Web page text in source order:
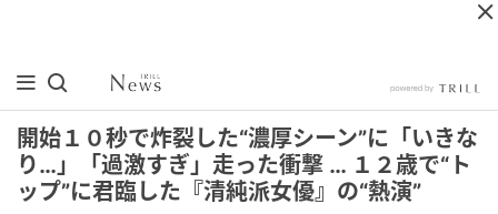
開始１０秒で炸裂した“濃厚シーン”に「いきな
り…」「過激すぎ」走った衝撃 … １２歳で“ト
ップ”に君臨した『清純派女優』の“熱演”